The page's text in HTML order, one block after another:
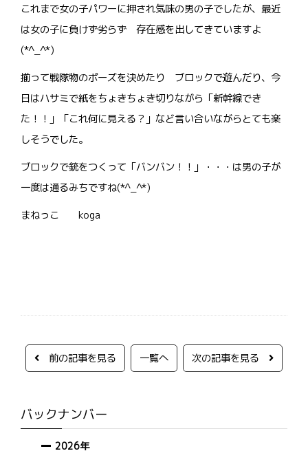
これまで女の子パワーに押され気味の男の子でしたが、最近
は女の子に負けず劣らず 存在感を出してきていますよ
(*^_^*)
揃って戦隊物のポーズを決めたり ブロックで遊んだり、今
日はハサミで紙をちょきちょき切りながら「新幹線でき
た！！」「これ何に見える？」など言い合いながらとても楽
しそうでした。
ブロックで銃をつくって「バンバン！！」・・・は男の子が
一度は通るみちですね(*^_^*)
まねっこ koga
前の記事を見る 一覧へ 次の記事を見る
バックナンバー
2026年